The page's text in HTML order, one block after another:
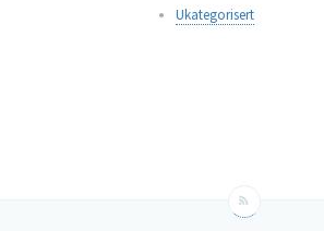
Ukategorisert